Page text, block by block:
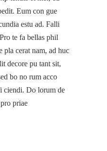
Eum con gue
estu ad. Falli
te fa bellas phil
pla cerat nam, ad huc
decore pu tant sit,
bo no rum acco
ciendi. Do lorum de
priae